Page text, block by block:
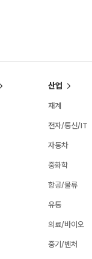
산업
재계
전자/통신/IT
자동차
중화학
항공/물류
유통
의료/바이오
중기/벤처